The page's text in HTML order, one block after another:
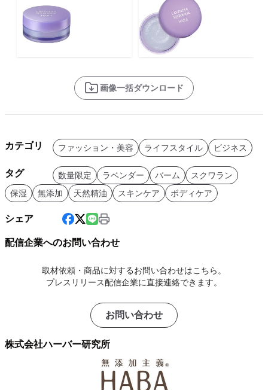
画像一括ダウンロード
カテゴリ ファッション・美容 ライフスタイル ビジネス
タグ 数量限定 ラベンダー バーム
スクワラン
保湿
無添加 天然精油 スキンケア ボディケア
シェア
配信企業へのお問い合わせ
取材依頼・商品に対するお問い合わせはこちら。
プレスリリース配信企業に直接連絡できます。
お問い合わせ
株式会社ハーバー研究所